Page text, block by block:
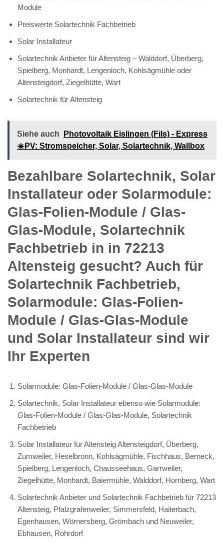
Module
Preiswerte Solartechnik Fachbetrieb
Solar Installateur
Solartechnik Anbieter für Altensteig – Walddorf, Überberg,
Spielberg, Monhardt, Lengenloch, Kohlsägmühle oder
Altensteigdorf, Ziegelhütte, Wart
Solartechnik für Altensteig
Siehe auch
Photovoltaik Eislingen (Fils) - Express
☀️PV️: Stromspeicher, Solar, Solartechnik, Wallbox
Bezahlbare Solartechnik, Solar
Installateur oder Solarmodule:
Glas-Folien-Module / Glas-
Glas-Module, Solartechnik
Fachbetrieb in in 72213
Altensteig gesucht? Auch für
Solartechnik Fachbetrieb,
Solarmodule: Glas-Folien-
Module / Glas-Glas-Module
und Solar Installateur sind wir
Ihr Experten
Solarmodule: Glas-Folien-Module / Glas-Glas-Module
Solartechnik, Solar Installateur ebenso wie Solarmodule:
Glas-Folien-Module / Glas-Glas-Module, Solartechnik
Fachbetrieb
Solar Installateur für Altensteig Altensteigdorf, Überberg,
Zumweiler, Heselbronn, Kohlsägmühle, Fischhaus, Berneck,
Spielberg, Lengenloch, Chausseehaus, Garrweiler,
Ziegelhütte, Monhardt, Baiermühle, Walddorf, Hornberg, Wart
Solartechnik Anbieter und Solartechnik Fachbetrieb für 72213
Altensteig, Pfalzgrafenweiler, Simmersfeld, Haiterbach,
Egenhausen, Wörnersberg, Grömbach und Neuweiler,
Ebhausen, Rohrdorf